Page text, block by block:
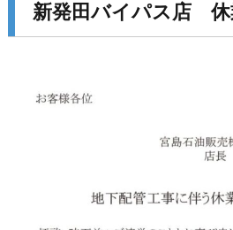
新発田バイパス店 休